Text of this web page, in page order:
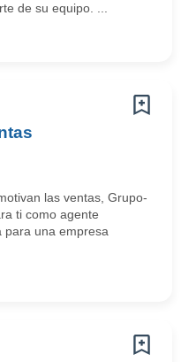
de su equipo. ...
las ventas, Grupo-
ti como agente
para una empresa